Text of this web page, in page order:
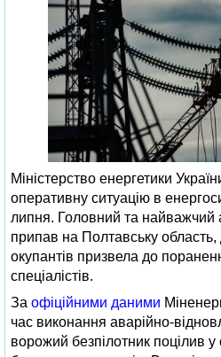
Міністерство енергетики
оперативну ситуацію в
липня. Головний та найважчий
припав на Полтавську область,
окупантів призвела до
спеціалістів.
За офіційними даними
час виконання аварійно-
ворожий безпілотник поцілив